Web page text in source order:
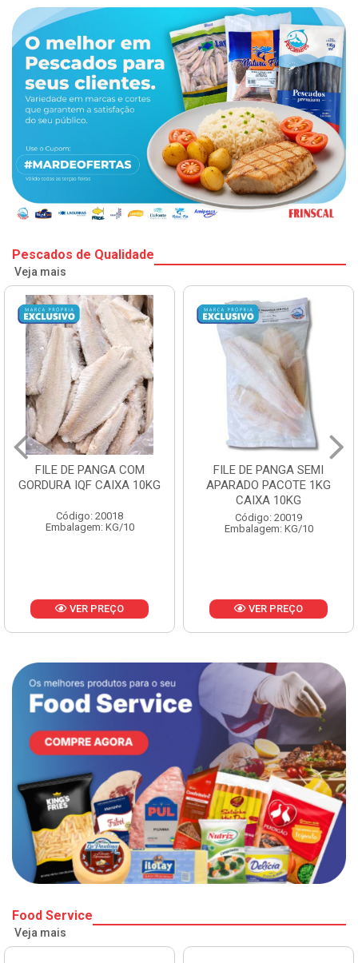
Pescados de Qualidade
Veja mais
FILE DE PANGA SEMI
APARADO PACOTE 1KG
Código: 20019
Embalagem: KG/10
VER PREÇO
POLACA DESFIADA
PESCAMARES PCT5KG
CX10KG
Código: 20161
Embalagem: KG/10
VER PREÇO
Food Service
Veja mais